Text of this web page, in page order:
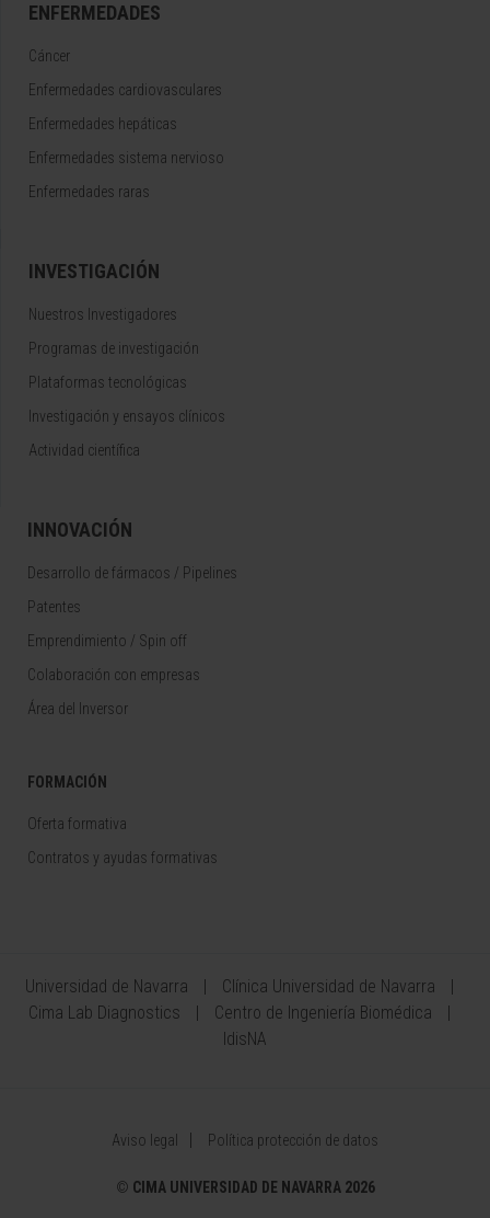
ENFERMEDADES
Cáncer
Enfermedades cardiovasculares
Enfermedades hepáticas
Enfermedades sistema nervioso
Enfermedades raras
INVESTIGACIÓN
Nuestros Investigadores
Programas de investigación
Plataformas tecnológicas
Investigación y ensayos clínicos
Actividad científica
INNOVACIÓN
Desarrollo de fármacos / Pipelines
Patentes
Emprendimiento / Spin off
Colaboración con empresas
Área del Inversor
FORMACIÓN
Oferta formativa
Contratos y ayudas formativas
Universidad de Navarra
Clínica Universidad de Navarra
Cima Lab Diagnostics
Centro de Ingeniería Biomédica
IdisNA
Aviso legal Política protección de datos
© CIMA UNIVERSIDAD DE NAVARRA 2026